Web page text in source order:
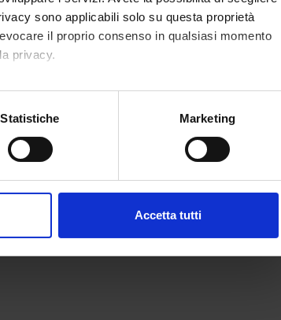
sono applicabili solo su questa proprietà
il proprio consenso in qualsiasi momento
privacy.
di qualche metro,
sui cookie.
Statistiche Marketing
Accetta tutti
Francesco Palermo